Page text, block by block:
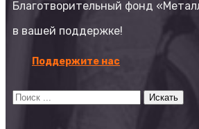
Благотворительный фонд
в вашей поддержке!
Поддержите нас